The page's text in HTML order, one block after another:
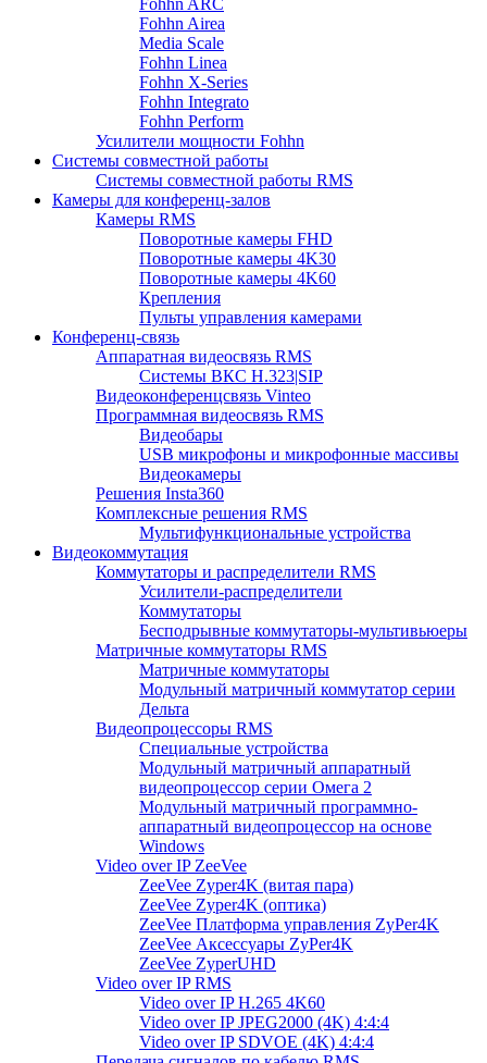
Fohhn Airea
Media Scale
Fohhn Linea
Fohhn X-Series
Fohhn Integrato
Fohhn Perform
Усилители мощности Fohhn
Системы совместной работы
Системы совместной работы RMS
Камеры для конференц-залов
Камеры RMS
Поворотные камеры FHD
Поворотные камеры 4K30
Поворотные камеры 4K60
Крепления
Пульты управления камерами
Конференц-связь
Аппаратная видеосвязь RMS
Системы ВКС H.323|SIP
Видеоконференцсвязь Vinteo
Программная видеосвязь RMS
Видеобары
USB микрофоны и микрофонные массивы
Видеокамеры
Решения Insta360
Комплексные решения RMS
Мультифункциональные устройства
Видеокоммутация
Коммутаторы и распределители RMS
Усилители-распределители
Коммутаторы
Бесподрывные коммутаторы-мультивьюеры
Матричные коммутаторы RMS
Матричные коммутаторы
Модульный матричный коммутатор серии
Дельта
Видеопроцессоры RMS
Специальные устройства
Модульный матричный аппаратный
видеопроцессор серии Омега 2
Модульный матричный программно-
аппаратный видеопроцессор на основе
Windows
Video over IP ZeeVee
ZeeVee Zyper4K (витая пара)
ZeeVee Zyper4K (оптика)
ZeeVee Платформа управления ZyPer4K
ZeeVee Аксессуары ZyPer4K
ZeeVee ZyperUHD
Video over IP RMS
Video over IP H.265 4K60
Video over IP JPEG2000 (4K) 4:4:4
Video over IP SDVOE (4K) 4:4:4